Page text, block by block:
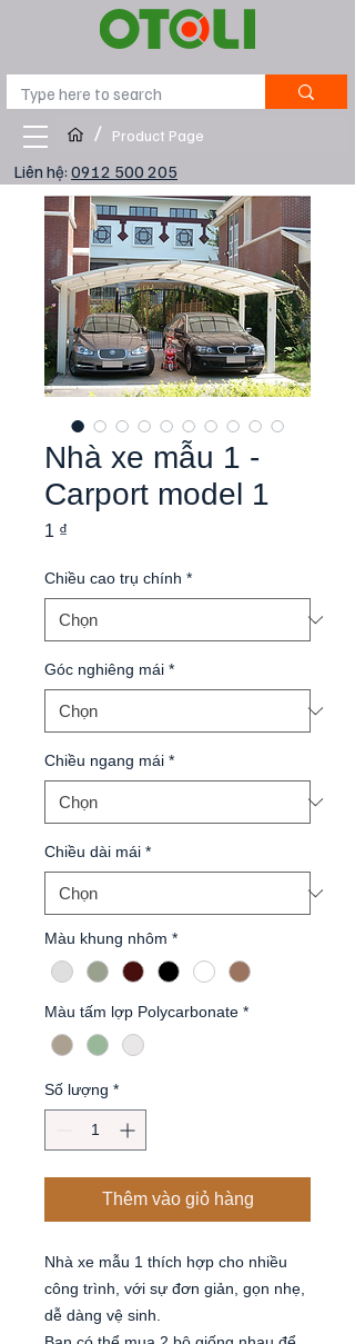
/ Product Page
Liên hệ: 0912 500 205
Nhà xe mẫu 1 -
Carport model 1
1 ₫
Chiều cao trụ chính *
Góc nghiêng mái *
Chiều ngang mái *
Chiều dài mái *
Màu khung nhôm *
Màu tấm lợp Polycarbonate *
Số lượng *
Thêm vào giỏ hàng
Nhà xe mẫu 1 thích hợp cho nhiều
công trình, với sự đơn giản, gọn nhẹ,
dễ dàng vệ sinh.